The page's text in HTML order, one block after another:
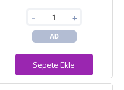
- +
AD
Sepete Ekle